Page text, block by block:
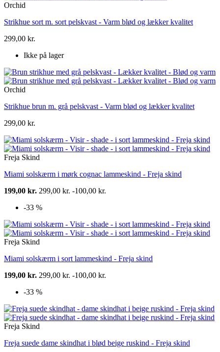
Orchid
Strikhue sort m. sort pelskvast - Varm blød og lækker kvalitet
299,00 kr.
Ikke på lager
Orchid
Strikhue brun m. grå pelskvast - Varm blød og lækker kvalitet
299,00 kr.
Freja Skind
Miami solskærm i mørk cognac lammeskind - Freja skind
199,00 kr. 299,00 kr. -100,00 kr.
-33 %
Freja Skind
Miami solskærm i sort lammeskind - Freja skind
199,00 kr. 299,00 kr. -100,00 kr.
-33 %
Freja Skind
Freja suede dame skindhat i blød beige ruskind - Freja skind